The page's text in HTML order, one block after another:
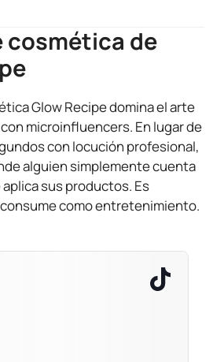
cosmética de
Glow Recipe domina el arte
microinfluencers. En lugar de
con locución profesional,
alguien simplemente cuenta
sus productos. Es
como entretenimiento.